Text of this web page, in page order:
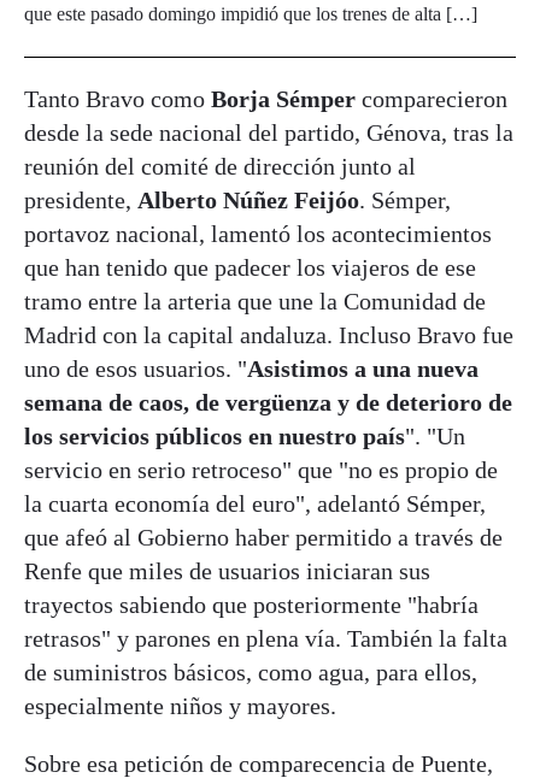
que este pasado domingo impidió que los trenes de alta […]
Tanto Bravo como Borja Sémper comparecieron
desde la sede nacional del partido, Génova, tras la
reunión del comité de dirección junto al
presidente, Alberto Núñez Feijóo. Sémper,
portavoz nacional, lamentó los acontecimientos
que han tenido que padecer los viajeros de ese
tramo entre la arteria que une la Comunidad de
Madrid con la capital andaluza. Incluso Bravo fue
uno de esos usuarios. "Asistimos a una nueva
semana de caos, de vergüenza y de deterioro de
los servicios públicos en nuestro país". "Un
servicio en serio retroceso" que "no es propio de
la cuarta economía del euro", adelantó Sémper,
que afeó al Gobierno haber permitido a través de
Renfe que miles de usuarios iniciaran sus
trayectos sabiendo que posteriormente "habría
retrasos" y parones en plena vía. También la falta
de suministros básicos, como agua, para ellos,
especialmente niños y mayores.
Sobre esa petición de comparecencia de Puente,